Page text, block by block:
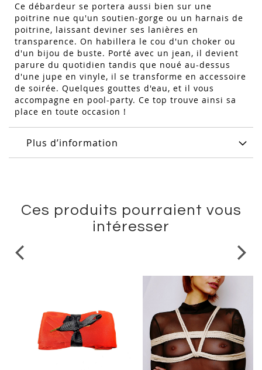
Ce débardeur se portera aussi bien sur une
poitrine nue qu'un soutien-gorge ou un harnais de
poitrine, laissant deviner ses lanières en
transparence. On habillera le cou d'un choker ou
d'un bijou de buste. Porté avec un jean, il devient
parure du quotidien tandis que noué au-dessus
d'une jupe en vinyle, il se transforme en accessoire
de soirée. Quelques gouttes d'eau, et il vous
accompagne en pool-party. Ce top trouve ainsi sa
place en toute occasion !
Plus d’information
Ces produits pourraient vous
intéresser